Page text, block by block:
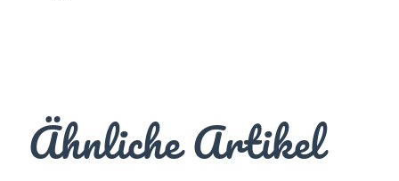
Ähnliche Artikel